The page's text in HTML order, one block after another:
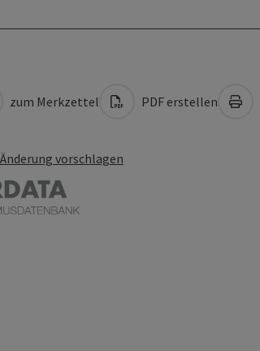
zum Merkzettel PDF erstellen
Änderung vorschlagen